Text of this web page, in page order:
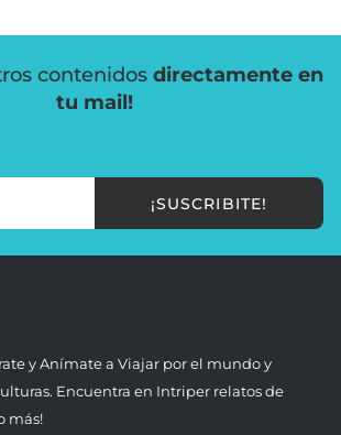
contenidos directamente en
tu mail!
¡SUSCRIBITE!
y Anímate a Viajar por el mundo y
Encuentra en Intriper relatos de
más!